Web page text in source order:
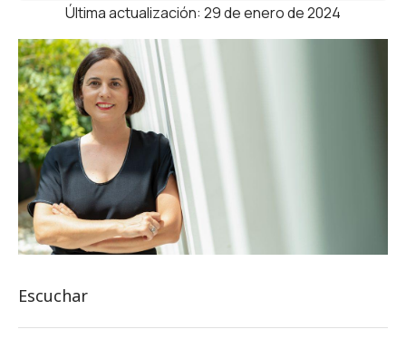
Última actualización: 29 de enero de 2024
Escuchar